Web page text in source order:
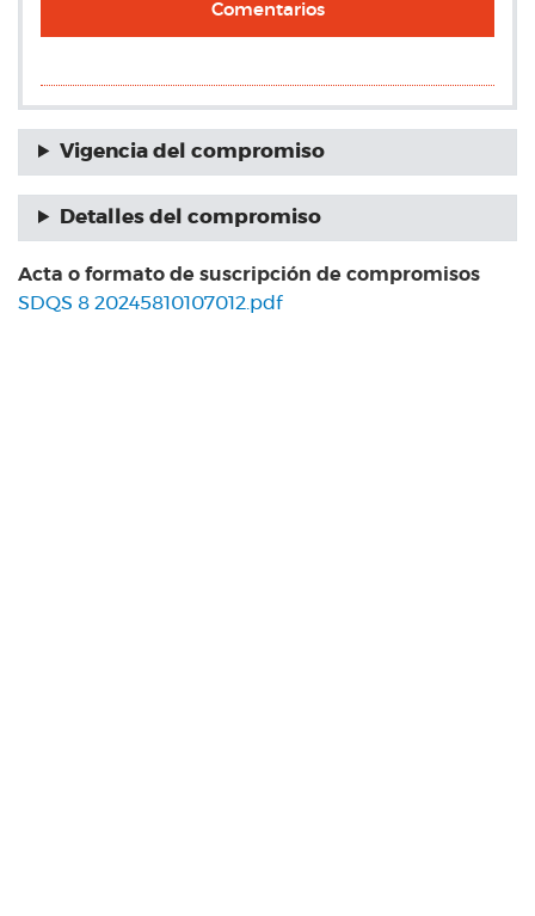
Comentarios
Vigencia del compromiso
Detalles del compromiso
Acta o formato de suscripción de compromisos
SDQS 8 20245810107012.pdf